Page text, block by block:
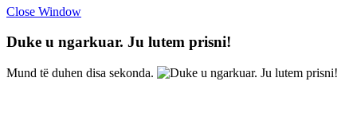
Close Window
Duke u ngarkuar. Ju lutem prisni!
Mund të duhen disa sekonda.